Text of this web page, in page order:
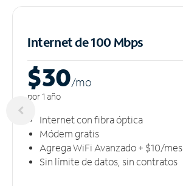
Internet de 100 Mbps
$30/mo
por 1 año
Internet con fibra óptica
Módem gratis
Agrega WiFi Avanzado + $10/mes
Sin límite de datos, sin contratos